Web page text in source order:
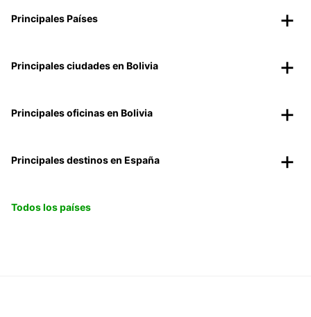
Principales Países
Principales ciudades en Bolivia
Principales oficinas en Bolivia
Principales destinos en España
Todos los países